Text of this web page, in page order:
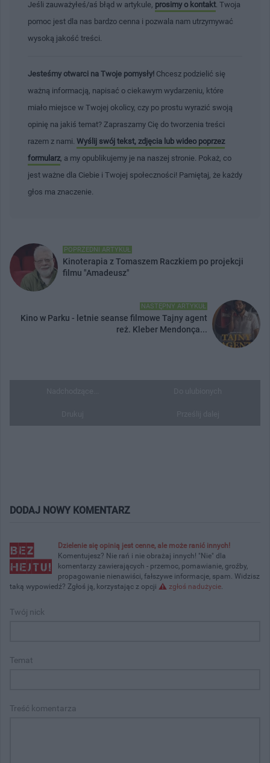
Jeśli zauważyłeś/aś błąd w artykule, prosimy o kontakt . Twoja
pomoc jest dla nas bardzo cenna i pozwala nam utrzymywać
wysoką jakość treści.
Jesteśmy otwarci na Twoje pomysły! Chcesz podzielić się
ważną informacją, napisać o ciekawym wydarzeniu, które
miało miejsce w Twojej okolicy, czy po prostu wyrazić swoją
opinię na jakiś temat? Zapraszamy Cię do tworzenia treści
razem z nami. Wyślij swój tekst, zdjęcia lub wideo poprzez
formularz , a my opublikujemy je na naszej stronie. Pokaż, co
jest ważne dla Ciebie i Twojej społeczności! Pamiętaj, że każdy
głos ma znaczenie.
POPRZEDNI ARTYKUŁ
Kinoterapia z Tomaszem Raczkiem po projekcji
filmu "Amadeusz"
NASTĘPNY ARTYKUŁ
Kino w Parku - letnie seanse filmowe Tajny agent
reż. Kleber Mendonça...
DODAJ NOWY KOMENTARZ
Dzielenie się opinią jest cenne, ale może ranić innych!
Komentujesz? Nie rań i nie obrażaj innych! "Nie" dla
komentarzy zawierających - przemoc, pomawianie, groźby,
propagowanie nienawiści, fałszywe informacje, spam. Widzisz
taką wypowiedź? Zgłoś ją, korzystając z opcji
zgłoś nadużycie.
Twój nick
Temat
Treść komentarza